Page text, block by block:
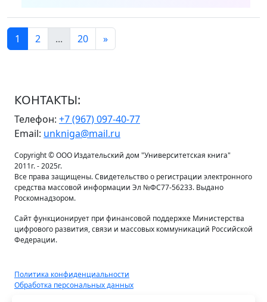
1 2 ... 20 »
КОНТАКТЫ:
Телефон: +7 (967) 097-40-77
Email: unkniga@mail.ru
Copyright © ООО Издательский дом "Университетская книга"
2011г. - 2025г.
Все права защищены. Свидетельство о регистрации электронного
средства массовой информации Эл №ФС77-56233. Выдано
Роскомнадзором.
Сайт функционирует при финансовой поддержке Министерства
цифрового развития, связи и массовых коммуникаций Российской
Федерации.
Политика конфиденциальности
Обработка персональных данных